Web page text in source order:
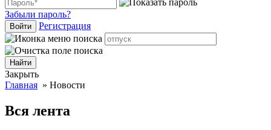
Забыли пароль?
Войти Регистрация
Закрыть
Главная » Новости
Вся лента